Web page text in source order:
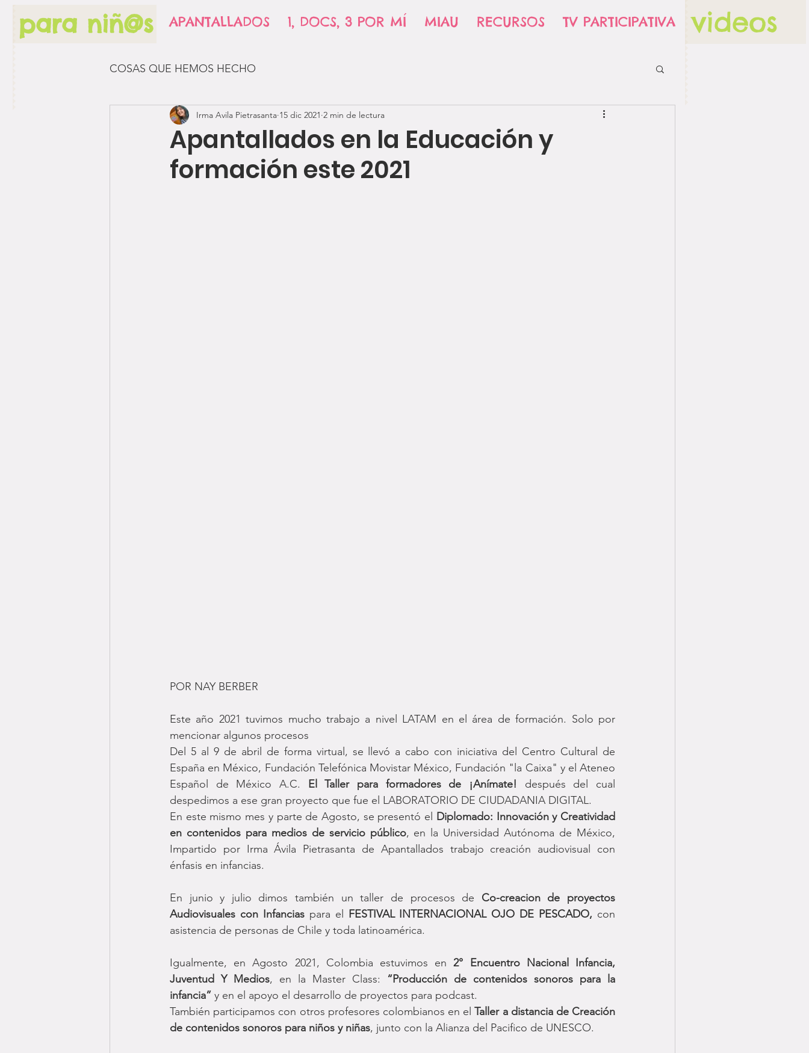
para niñ@s videos
APANTALLADOS 1, DOCS, 3 POR MÍ MIAU RECURSOS TV PARTICIPATIVA
COSAS QUE HEMOS HECHO
Apantallados en la Educación y
formación este 2021
Irma Avila Pietrasanta 15 dic 2021 2 min de lectura
POR NAY BERBER
Este año 2021 tuvimos mucho trabajo a nivel LATAM en el área de formación. Solo por
mencionar algunos procesos
Del 5 al 9 de abril de forma virtual, se llevó a cabo con iniciativa del Centro Cultural de
España en México, Fundación Telefónica Movistar México, Fundación "la Caixa" y el Ateneo
Español de México A.C.
El Taller para formadores de ¡Anímate! después del cual
despedimos a ese gran proyecto que fue el LABORATORIO DE CIUDADANIA DIGITAL.
En este mismo mes y parte de Agosto, se presentó el Diplomado: Innovación y Creatividad
en contenidos para medios de servicio público, en la Universidad Autónoma de México,
Impartido por Irma Ávila Pietrasanta de Apantallados trabajo creación audiovisual con
énfasis en infancias.
En junio y julio dimos también un taller de procesos de Co-creacion de proyectos
Audiovisuales con Infancias para el FESTIVAL INTERNACIONAL OJO DE PESCADO, con
asistencia de personas de Chile y toda latinoamérica.
Igualmente, en Agosto 2021, Colombia estuvimos en 2° Encuentro Nacional Infancia,
Juventud Y Medios, en la Master Class: “Producción de contenidos sonoros para la
infancia” y en el apoyo el desarrollo de proyectos para podcast.
También participamos con otros profesores colombianos en el Taller a distancia de Creación
de contenidos sonoros para niños y niñas, junto con la Alianza del Pacifico de UNESCO.